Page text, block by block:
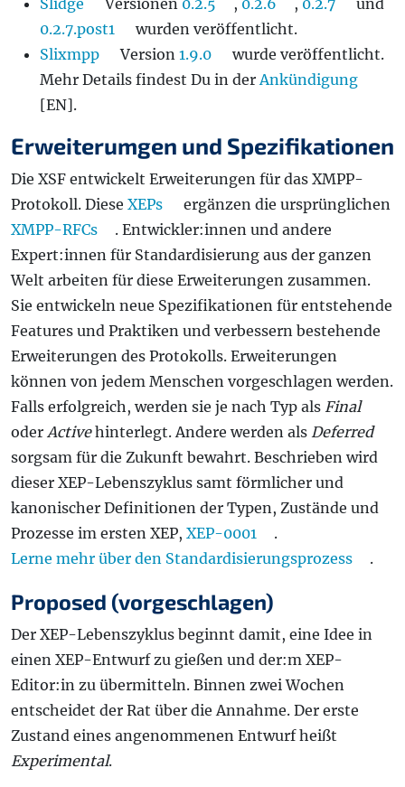
0.2.7.post1
wurden veröffentlicht.
Slixmpp
Version 1.9.0
wurde veröffentlicht.
Mehr Details findest Du in der Ankündigung
[EN].
Erweiterumgen und Spezifikationen
Die XSF entwickelt Erweiterungen für das XMPP-
Protokoll. Diese XEPs
ergänzen die ursprünglichen
XMPP-RFCs
. Entwickler:innen und andere
Expert:innen für Standardisierung aus der ganzen
Welt arbeiten für diese Erweiterungen zusammen.
Sie entwickeln neue Spezifikationen für entstehende
Features und Praktiken und verbessern bestehende
Erweiterungen des Protokolls. Erweiterungen
können von jedem Menschen vorgeschlagen werden.
Falls erfolgreich, werden sie je nach Typ als Final
oder Activehinterlegt. Andere werden als Deferred
sorgsam für die Zukunft bewahrt. Beschrieben wird
dieser XEP-Lebenszyklus samt förmlicher und
kanonischer Definitionen der Typen, Zustände und
Prozesse im ersten XEP, XEP-0001
.
Lerne mehr über den Standardisierungsprozess
.
Proposed (vorgeschlagen)
Der XEP-Lebenszyklus beginnt damit, eine Idee in
einen XEP-Entwurf zu gießen und der:m XEP-
Editor:in zu übermitteln. Binnen zwei Wochen
entscheidet der Rat über die Annahme. Der erste
Zustand eines angenommenen Entwurf heißt
Experimental.